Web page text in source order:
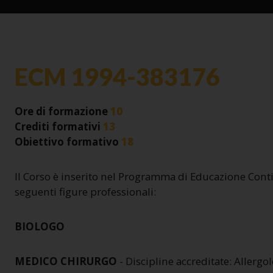
ECM 1994-383176
Ore di formazione 10
Crediti formativi 13
Obiettivo formativo 18
Il Corso è inserito nel Programma di Educazione
seguenti figure professionali:
BIOLOGO
MEDICO CHIRURGO - Discipline accreditate: